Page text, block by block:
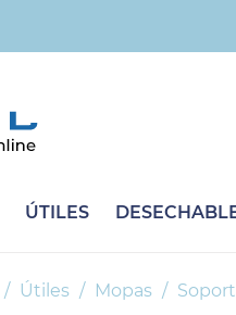
ÚTILES
Útiles Mopas